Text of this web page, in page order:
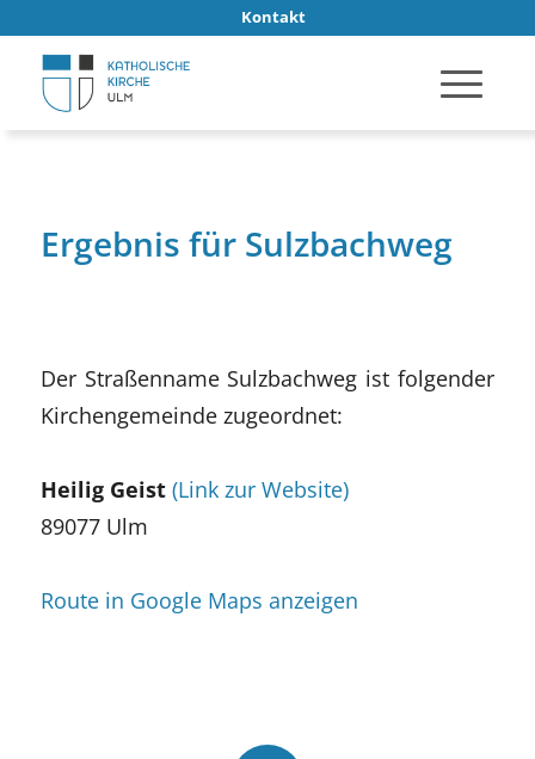
Kontakt
Ergebnis für Sulzbachweg
Der Straßenname Sulzbachweg ist folgender
Kirchengemeinde zugeordnet:
Heilig Geist (Link zur Website)
89077 Ulm
Route in Google Maps anzeigen